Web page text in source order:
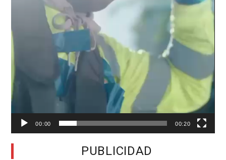
00:00 00:20
PUBLICIDAD